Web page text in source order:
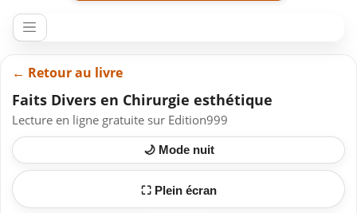
← Retour au livre
Faits Divers en Chirurgie esthétique
Lecture en ligne gratuite sur Edition999
🌙 Mode nuit
⛶ Plein écran